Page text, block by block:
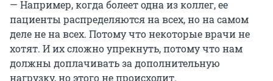
— Например, когда болеет одна из коллег, ее
пациенты распределяются на всех, но на самом
деле не на всех. Потому что некоторые врачи не
хотят. И их сложно упрекнуть, потому что нам
должны доплачивать за дополнительную
нагрузку, но этого не происходит.